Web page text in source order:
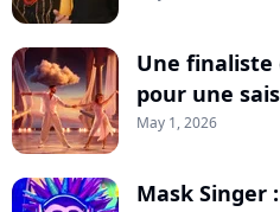
Une finaliste
pour une
May 1, 2026
Mask Singer